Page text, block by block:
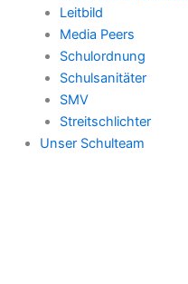
Leitbild
Media Peers
Schulordnung
Schulsanitäter
SMV
Streitschlichter
Unser Schulteam